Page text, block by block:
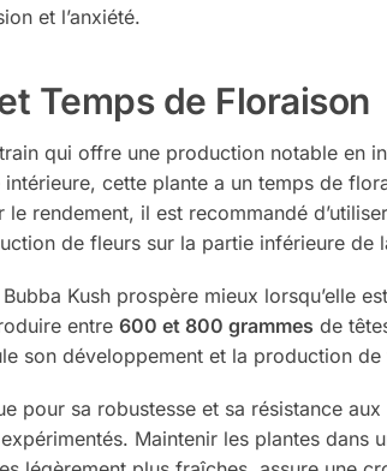
et l’anxiété.
Temps de Floraison
qui offre une production notable en
cette plante a un temps de
le rendement, il est recommandé
de fleurs sur la partie inférieure de
Kush prospère mieux lorsqu’elle
entre 600 et 800 grammes de
son développement et la production de
pour sa robustesse et sa résistance
Maintenir les plantes dans